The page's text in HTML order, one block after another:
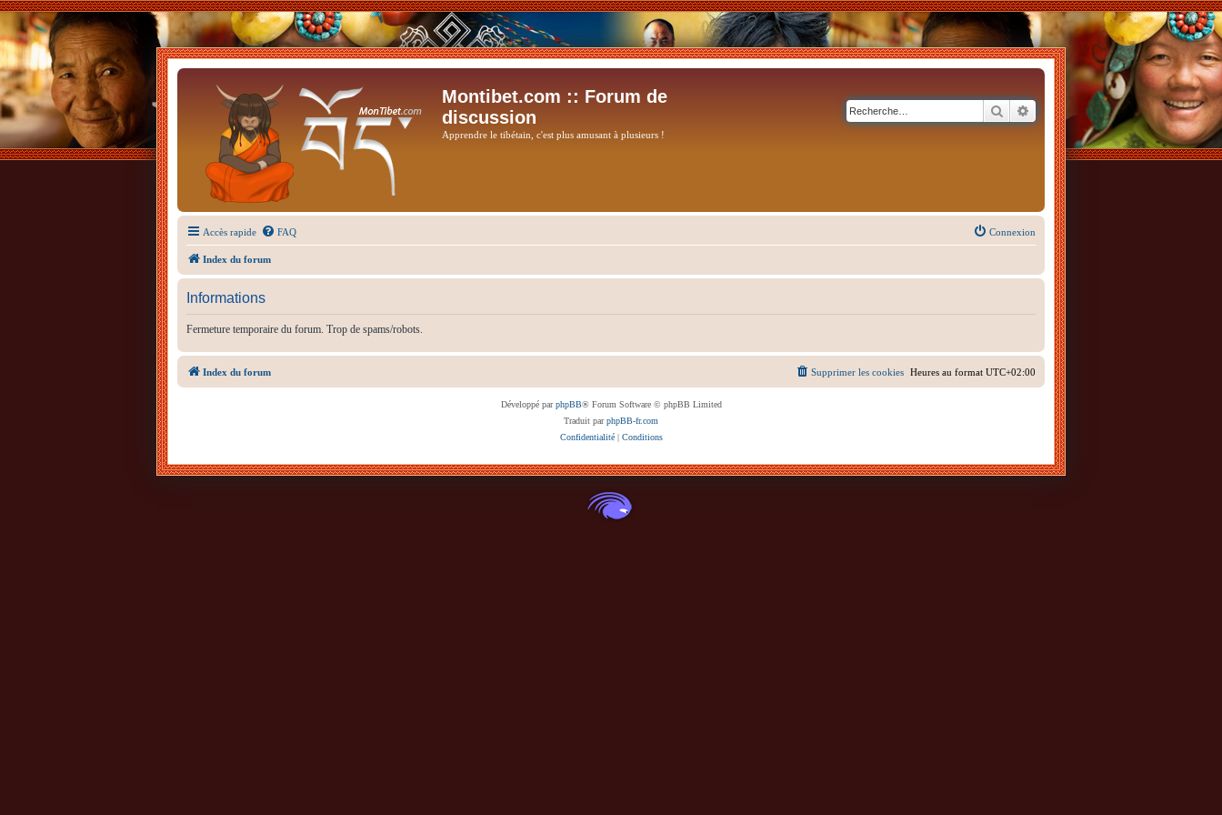
Montibet.com :: Forum de
discussion
Apprendre le tibétain, c'est plus amusant à plusieurs !
RechercherRecherche avancée
Accès rapide FAQ Connexion
Index du forum
Informations
Fermeture temporaire du forum. Trop de spams/robots.
Index du forum Heures au format UTC+02:00
Supprimer les cookies
Développé parphpBB® Forum Software © phpBB Limited
Traduit parphpBB-fr.com
Confidentialité| Conditions